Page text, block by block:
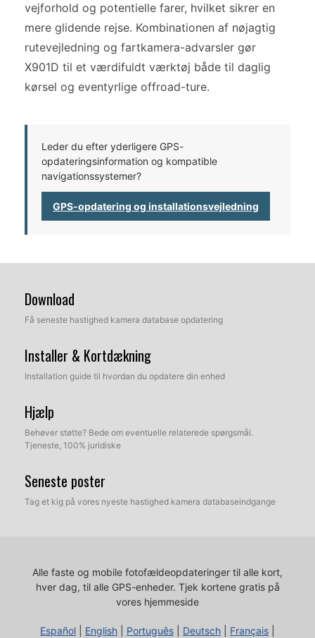
vejforhold og potentielle farer, hvilket sikrer en
mere glidende rejse. Kombinationen af nøjagtig
rutevejledning og fartkamera-advarsler gør
X901D til et værdifuldt værktøj både til daglig
kørsel og eventyrlige offroad-ture.
Leder du efter yderligere GPS-
opdateringsinformation og kompatible
navigationssystemer?
GPS-opdatering og installationsvejledning
Download
Få seneste hastighed kamera database opdatering
Installer & Kortdækning
Installation guide til hvordan du opdatere din enhed
Hjælp
Behøver støtte? Bede om eventuelle relaterede spørgsmål.
Tjeneste, 100% juridiske
Seneste poster
Tag et kig på vores nyeste hastighed kamera databaseindgange
Alle faste og mobile fotofældeopdateringer til alle kort,
hver dag, til alle GPS-enheder. Tjek kortene gratis på
vores hjemmeside
Español English Português Deutsch Français